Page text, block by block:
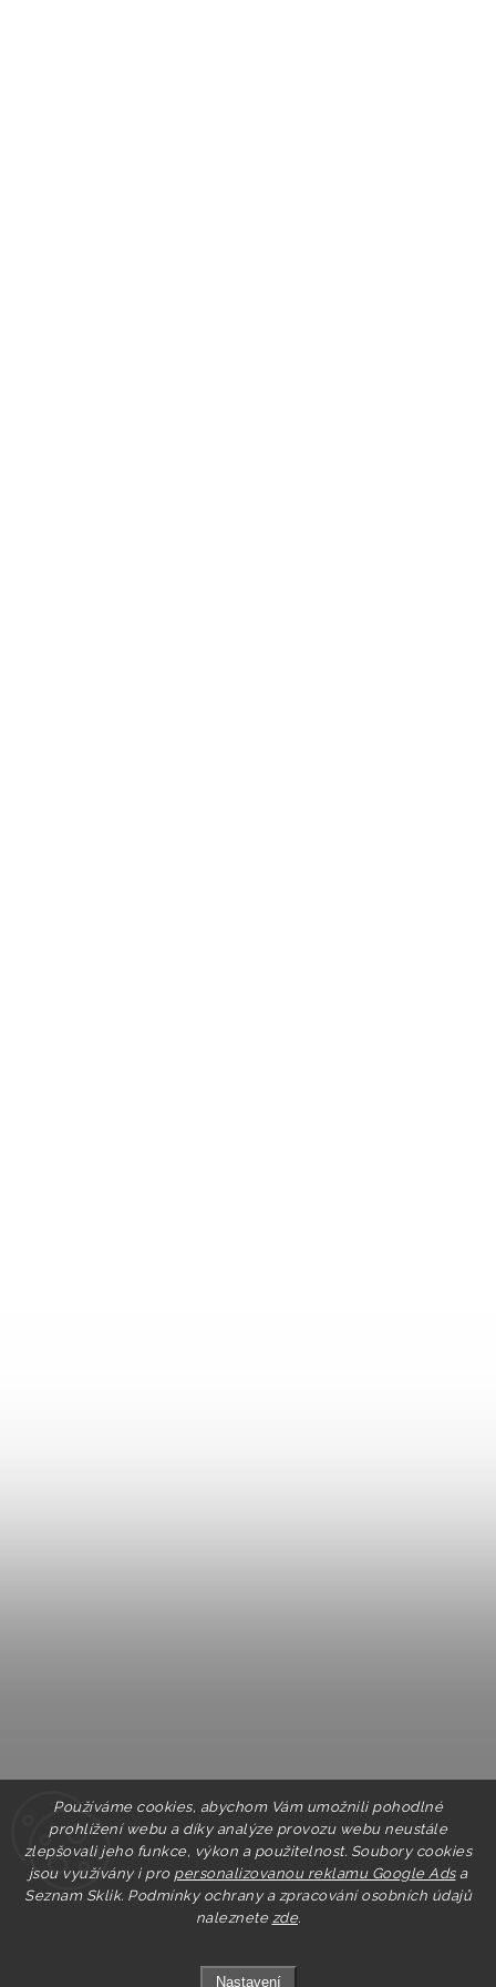
Používáme cookies, abychom Vám umožnili pohodlné
prohlížení webu a díky analýze provozu webu neustále
zlepšovali jeho funkce, výkon a použitelnost. Soubory cookies
jsou využívány i pro personalizovanou reklamu Google Adsa
Seznam Sklik. Podmínky ochrany a zpracování osobních údajů
naleznete zde.
Nastavení